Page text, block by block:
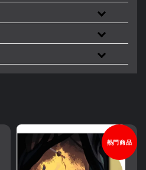
熱門商品